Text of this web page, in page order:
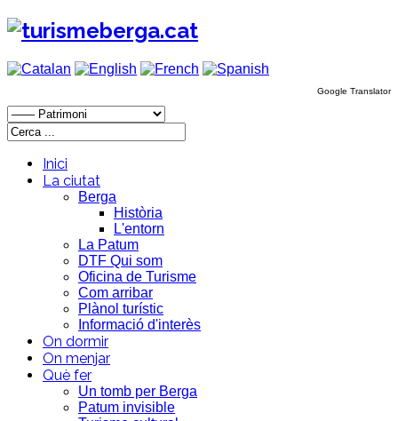
Google Translator
Inici
La ciutat
Berga
Història
L'entorn
La Patum
DTF Qui som
Oficina de Turisme
Com arribar
Plànol turístic
Informació d'interès
On dormir
On menjar
Què fer
Un tomb per Berga
Patum invisible